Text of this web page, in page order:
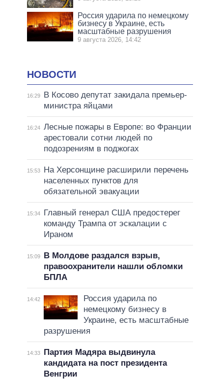
Россия ударила по немецкому
бизнесу в Украине, есть
масштабные разрушения
9 августа 2026, 14:42
НОВОСТИ
16:29
В Косово депутат закидала премьер-
министра яйцами
16:24 Лесные пожары в Европе: во Франции
арестовали сотни людей по
подозрениям в поджогах
15:53
На Херсонщине расширили перечень
населенных пунктов для
обязательной эвакуации
15:34
Главный генерал США предостерег
команду Трампа от эскалации с
Ираном
15:09
В Молдове раздался взрыв,
правоохранители нашли обломки
БПЛА
14:42
Россия ударила по
немецкому бизнесу в
Украине, есть масштабные
разрушения
14:33
Партия Мадяра выдвинула
кандидата на пост президента
Венгрии